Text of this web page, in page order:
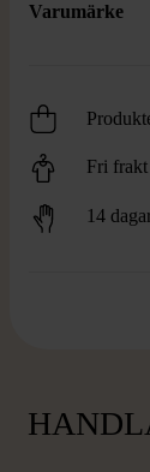
Varumärke
Fri
14